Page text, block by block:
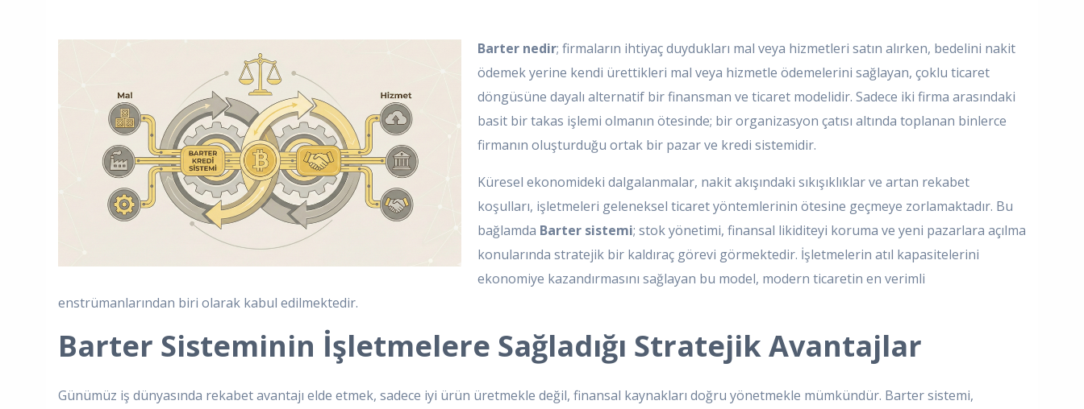
Barter nedir; firmaların ihtiyaç duydukları mal veya hizmetleri satın alırken, bedelini nakit
ödemek yerine kendi ürettikleri mal veya hizmetle ödemelerini sağlayan, çoklu ticaret
döngüsüne dayalı alternatif bir finansman ve ticaret modelidir. Sadece iki firma arasındaki
basit bir takas işlemi olmanın ötesinde; bir organizasyon çatısı altında toplanan binlerce
firmanın oluşturduğu ortak bir pazar ve kredi sistemidir.
Küresel ekonomideki dalgalanmalar, nakit akışındaki sıkışıklıklar ve artan rekabet
koşulları, işletmeleri geleneksel ticaret yöntemlerinin ötesine geçmeye zorlamaktadır. Bu
bağlamda Barter sistemi; stok yönetimi, finansal likiditeyi koruma ve yeni pazarlara açılma
konularında stratejik bir kaldıraç görevi görmektedir. İşletmelerin atıl kapasitelerini
ekonomiye kazandırmasını sağlayan bu model, modern ticaretin en verimli
enstrümanlarından biri olarak kabul edilmektedir.
Barter Sisteminin İşletmelere Sağladığı Stratejik Avantajlar
Günümüz iş dünyasında rekabet avantajı elde etmek, sadece iyi ürün üretmekle değil, finansal kaynakları doğru yönetmekle mümkündür. Barter sistemi,